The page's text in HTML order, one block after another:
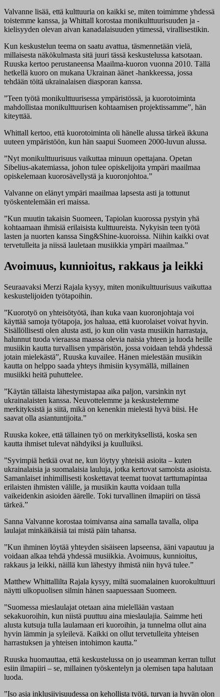
Valvanne lisää, että kulttuuria on kaikki se, miten toimimme yhdessä
toistemme kanssa, ja Whittall korostaa monikulttuurisuuden ja -
kielisyyden olevan aivan kanadalaisuuden ytimessä, virallisestikin.
Kun keskustelun teema on saatu avattua, täsmennetään vielä,
millaisesta näkökulmasta sitä juuri tässä keskustelussa katsotaan.
Ruuska kertoo perustaneensa Maailma-kuoron vuonna 2010. Tällä
hetkellä kuoro on mukana Ukrainan äänet -hankkeessa, jossa
tehdään töitä ukrainalaisen diasporan kanssa.
”Teen työtä monikulttuurisessa ympäristössä, ja kuorotoiminta
mahdollistaa monikulttuurisen kohtaamisen projektissamme”, hän
kiteyttää.
Whittall kertoo, että kuorotoiminta oli hänelle alussa tärkeä ikkuna
uuteen ympäristöön, kun hän saapui Suomeen 2000-luvun alussa.
”Nyt monikulttuurisuus vaikuttaa minuun opettajana. Opetan
Sibelius-akatemiassa, johon tulee opiskelijoita ympäri maailmaa
opiskelemaan kuorosävellystä ja kuoronjohtoa.”
Valvanne on elänyt ympäri maailmaa lapsesta asti ja tottunut
työskentelemään eri maissa.
”Kun muutin takaisin Suomeen, Tapiolan kuorossa pystyin yhä
kohtaamaan ihmisiä erilaisista kulttuureista. Nykyisin teen työtä
lasten ja nuorten kanssa Sing&Shine-kuoroissa. Niihin kaikki ovat
tervetulleita ja niissä lauletaan musiikkia ympäri maailmaa.”
Avoimuus, kunnioitus, rakkaus ja leikki
Seuraavaksi Merzi Rajala kysyy, miten monikulttuurisuus vaikuttaa
keskustelijoiden työtapoihin.
”Kuorotyö on yhteisötyötä, ihan kuka vaan kuoronjohtaja voi
käyttää samoja työtapoja, jos haluaa, että kuorolaiset voivat hyvin.
Sisällöllisesti olen alusta asti, jo kun olin vasta musiikin harrastaja,
halunnut tuoda vieraassa maassa olevia naisia yhteen ja luoda heille
musiikin kautta turvallisen ympäristön, jossa voidaan tehdä yhdessä
jotain mielekästä”, Ruuska kuvailee. Hänen mielestään musiikin
kautta on helppo saada yhteys ihmisiin kysymällä, millainen
musiikki heitä puhuttelee.
”Käytän tällaista lähestymistapaa aika paljon, varsinkin nyt
ukrainalaisten kanssa. Neuvottelemme ja keskustelemme
merkityksistä ja siitä, mikä on kenenkin mielestä hyvä biisi. He
saavat olla asiantuntijoita.”
Ruuska kokee, että tällainen työ on merkityksellistä, koska sen
kautta ihmiset tulevat nähdyiksi ja kuulluiksi.
”Syvimpiä hetkiä ovat ne, kun löytyy yhteisiä asioita – kuten
ukrainalaisia ja suomalaisia lauluja, jotka kertovat samoista asioista.
Samanlaiset inhimillisesti koskettavat teemat tuovat tarttumapintaa
erilaisten ihmisten välille, ja musiikin kautta voidaan tulla
vaikeidenkin asioiden äärelle. Toki turvallinen ilmapiiri on tässä
tärkeä.”
Sanna Valvanne korostaa toimivansa aina samalla tavalla, olipa
laulajat minkäikäisiä tai mistä päin tahansa.
”Kun ihminen löytää yhteyden sisäiseen lapseensa, ääni vapautuu ja
voidaan alkaa tehdä yhdessä musiikkia. Avoimuus, kunnioitus,
rakkaus ja leikki, näillä kun lähestyy ihmistä niin hyvä tulee.”
Matthew Whittallilta Rajala kysyy, miltä suomalainen kuorokulttuuri
näytti ulkopuolisen silmin hänen saapuessaan Suomeen.
”Suomessa mieslaulajat otetaan aina mielellään vastaan
sekakuoroihin, kun niistä puuttuu aina mieslaulajia. Saimme heti
alusta kutsuja tulla laulamaan eri kuoroihin, ja tunnelma ollut aina
hyvin lämmin ja syleilevä. Kaikki on ollut tervetulleita yhteisen
harrastuksen ja yhteisen intohimon kautta.”
Ruuska huomauttaa, että keskustelussa on jo useamman kerran tullut
esiin ilmapiiri – se, millainen työskentelyn ja olemisen tapa halutaan
luoda.
”Iso asia inklusiivisuudessa on kehollista työtä, turvan ja hyvän olon